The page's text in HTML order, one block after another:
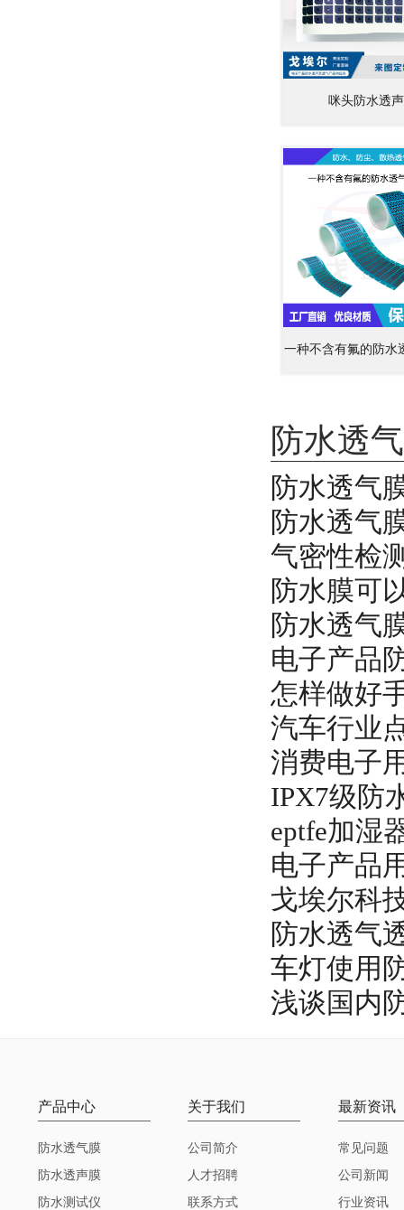
咪头防水透
一种不含有氟的防水
防水透
防水透气
防水透气
气密性检
防水膜可
防水透气
电子产品
怎样做好
汽车行业
消费电子
IPX7级防
eptfe加湿
电子产品
戈埃尔科
防水透气
车灯使用
浅谈国内
产品中心
防水透气膜
防水透声膜
防水测试仪
关于我们
公司简介
人才招聘
联系方式
最新资讯
常见问题
公司新闻
行业资讯